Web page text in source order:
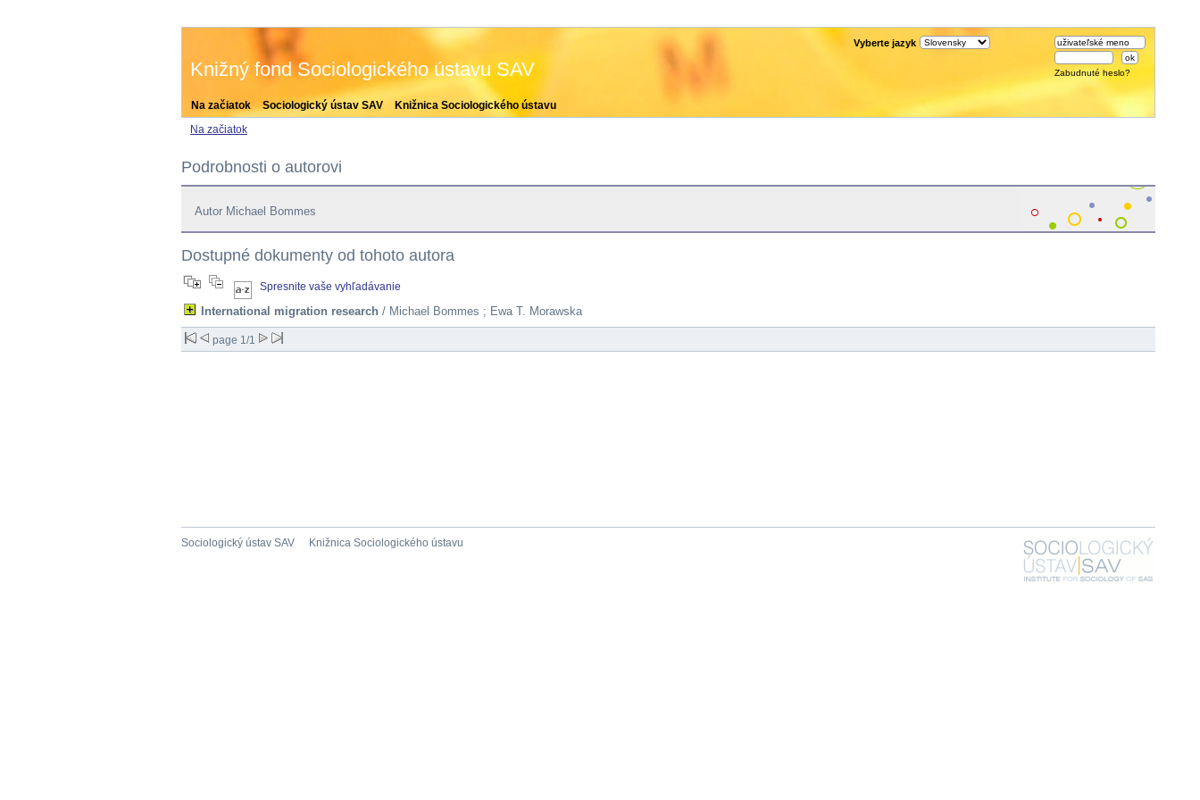
Na začiatok Sociologický ústav SAV Knižnica Sociologického ústavu
Knižný fond Sociologického ústavu SAV
Na začiatok
Podrobnosti o autorovi
Autor Michael Bommes
Dostupné dokumenty od tohoto autora
Spresnite vaše vyhľadávanie
International migration research / Michael Bommes ; Ewa T. Morawska
page 1/1
Sociologický ústav SAV Knižnica Sociologického ústavu
Vyberte jazyk
Zabudnuté heslo?